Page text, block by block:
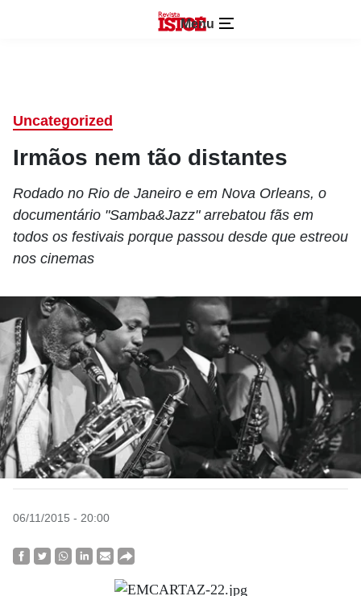
Menu
Uncategorized
Irmãos nem tão distantes
Rodado no Rio de Janeiro e em Nova Orleans, o
documentário "Samba&Jazz" arrebatou fãs em
todos os festivais porque passou desde que estreou
nos cinemas
06/11/2015 - 20:00